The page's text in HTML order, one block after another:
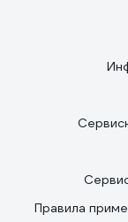
Правила